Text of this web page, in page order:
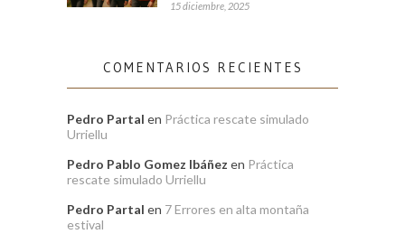
15 diciembre, 2025
COMENTARIOS RECIENTES
Pedro Partal en Práctica rescate simulado
Urriellu
Pedro Pablo Gomez Ibáñez en Práctica
rescate simulado Urriellu
Pedro Partal en 7 Errores en alta montaña
estival